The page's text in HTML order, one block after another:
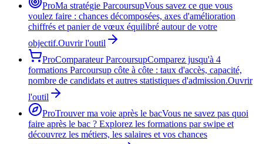
ProMa stratégie ParcoursupVous savez ce que vous
voulez faire : chances décomposées, axes d'amélioration
chiffrés et panier de vœux équilibré autour de votre
objectif.Ouvrir l'outil
ProComparateur ParcoursupComparez jusqu'à 4
formations Parcoursup côte à côte : taux d'accès, capacité,
nombre de candidats et autres statistiques d'admission.Ouvrir
l'outil
ProTrouver ma voie après le bacVous ne savez pas quoi
faire après le bac ? Explorez les formations par swipe et
découvrez les métiers, les salaires et vos chances